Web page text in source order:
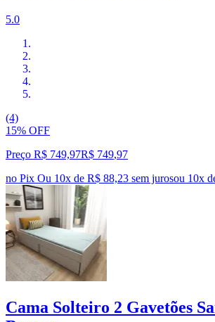
5.0
(4)
15% OFF
Preço R$ 749,97R$ 749,97
no Pix Ou 10x de R$ 88,23 sem jurosou 10x
Cama Solteiro 2 Gavetões